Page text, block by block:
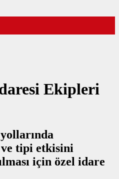
Ekipleri
ve tipi etkisini
için özel idare